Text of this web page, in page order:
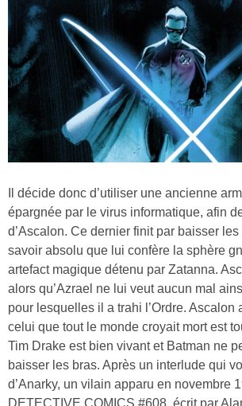
Il décide donc d’utiliser une ancienne
épargnée par le virus informatique, afin
d’Ascalon. Ce dernier finit par baisser
savoir absolu que lui confère la sphère
artefact magique détenu par Zatanna.
alors qu’Azrael ne lui veut aucun mal
pour lesquelles il a trahi l’Ordre. Ascalon
celui que tout le monde croyait mort est
Tim Drake est bien vivant et Batman ne
baisser les bras. Après un interlude qui
d’Anarky, un vilain apparu en novembre
DETECTIVE COMICS #608, écrit par